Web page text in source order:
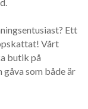
Ett
Vårt
butik på
gåva som både är